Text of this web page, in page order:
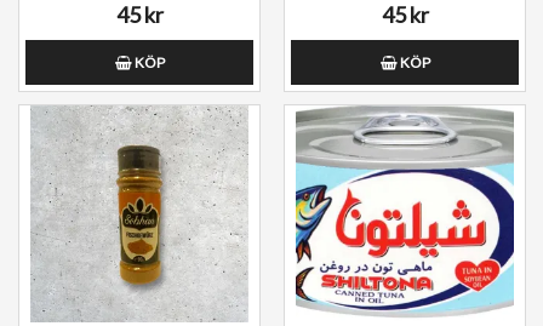
45 kr
KÖP
45 kr
KÖP